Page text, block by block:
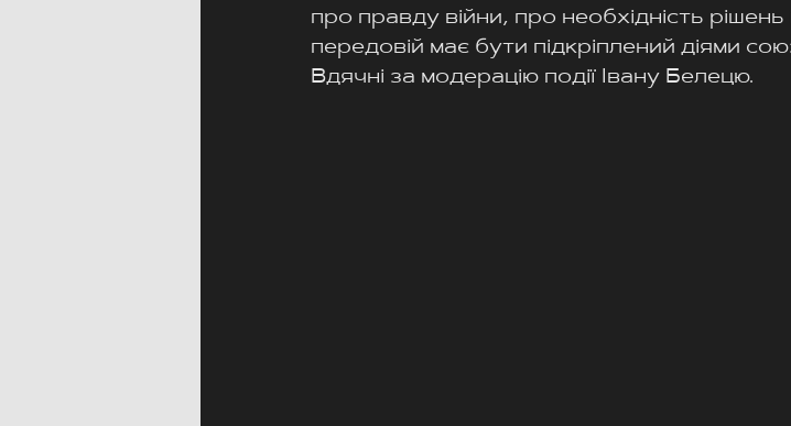
про правду війни, про необхідність
передовій має бути підкріплений діями
Вдячні за модерацію події Івану Белецю.